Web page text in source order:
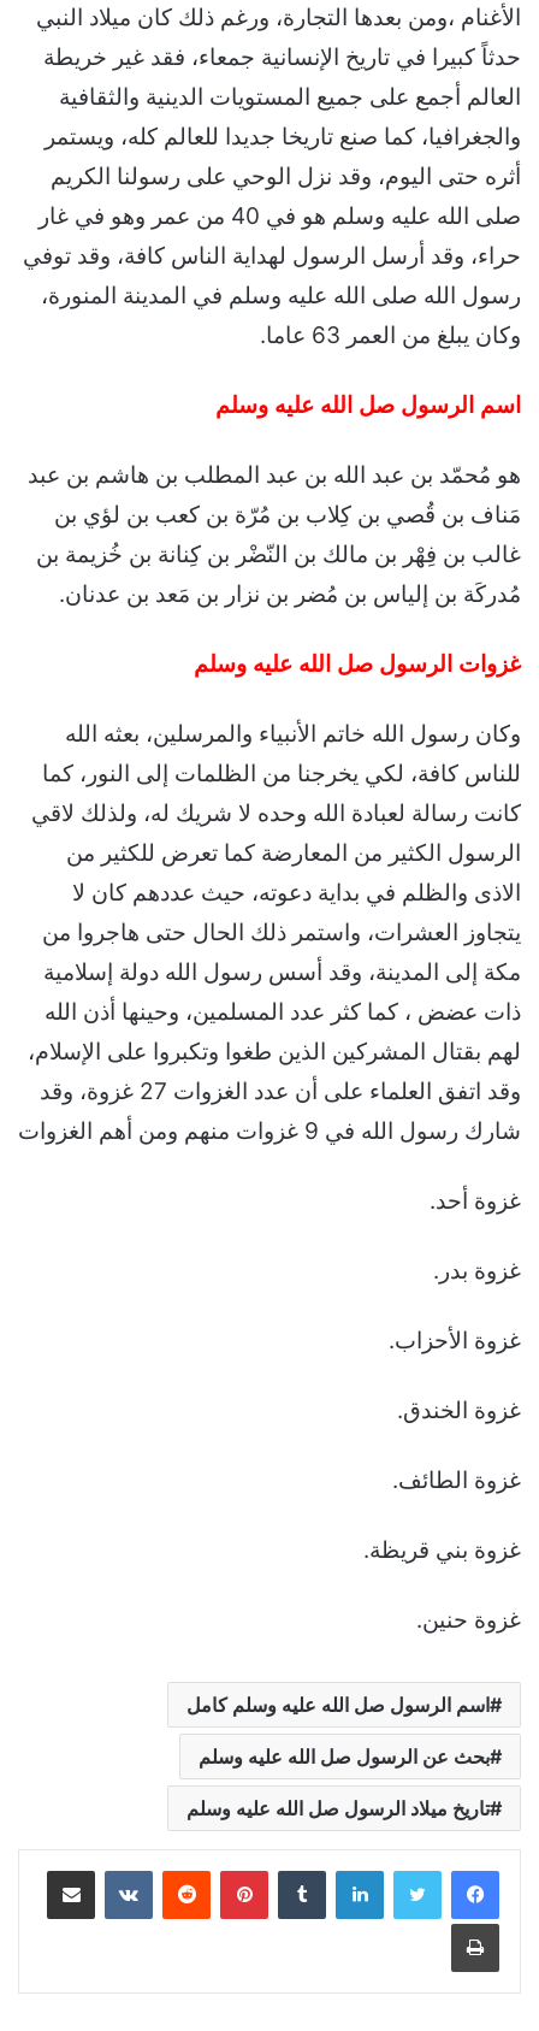
الأغنام ،ومن بعدها التجارة، ورغم ذلك كان ميلاد النبي
حدثاً كبيرا في تاريخ الإنسانية جمعاء، فقد غير خريطة
العالم أجمع على جميع المستويات الدينية والثقافية
والجغرافيا، كما صنع تاريخا جديدا للعالم كله، ويستمر
أثره حتى اليوم، وقد نزل الوحي على رسولنا الكريم
صلى الله عليه وسلم هو في 40 من عمر وهو في غار
حراء، وقد أرسل الرسول لهداية الناس كافة، وقد توفي
رسول الله صلى الله عليه وسلم في المدينة المنورة،
وكان يبلغ من العمر 63 عاما.
اسم الرسول صل الله عليه وسلم
هو مُحمّد بن عبد الله بن عبد المطلب بن هاشم بن عبد
مَناف بن قُصي بن كِلاب بن مُرّة بن كعب بن لؤي بن
غالب بن فِهْر بن مالك بن النّضْر بن كِنانة بن خُزيمة بن
مُدركَة بن إلياس بن مُضر بن نزار بن مَعد بن عدنان.
غزوات الرسول صل الله عليه وسلم
وكان رسول الله خاتم الأنبياء والمرسلين، بعثه الله
للناس كافة، لكي يخرجنا من الظلمات إلى النور، كما
كانت رسالة لعبادة الله وحده لا شريك له، ولذلك لاقي
الرسول الكثير من المعارضة كما تعرض للكثير من
الاذى والظلم في بداية دعوته، حيث عددهم كان لا
يتجاوز العشرات، واستمر ذلك الحال حتى هاجروا من
مكة إلى المدينة، وقد أسس رسول الله دولة إسلامية
ذات عضض ، كما كثر عدد المسلمين، وحينها أذن الله
لهم بقتال المشركين الذين طغوا وتكبروا على الإسلام،
وقد اتفق العلماء على أن عدد الغزوات 27 غزوة، وقد
شارك رسول الله في 9 غزوات منهم ومن أهم الغزوات
غزوة أحد.
غزوة بدر.
غزوة الأحزاب.
غزوة الخندق.
غزوة الطائف.
غزوة بني قريظة.
غزوة حنين.
اسم الرسول صل الله عليه وسلم كامل
بحث عن الرسول صل الله عليه وسلم
تاريخ ميلاد الرسول صل الله عليه وسلم
لينكدإن بينتيريست مشاركة عبر البريد
طباعة